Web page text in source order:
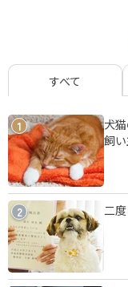
すべて
1
犬
飼
2 二